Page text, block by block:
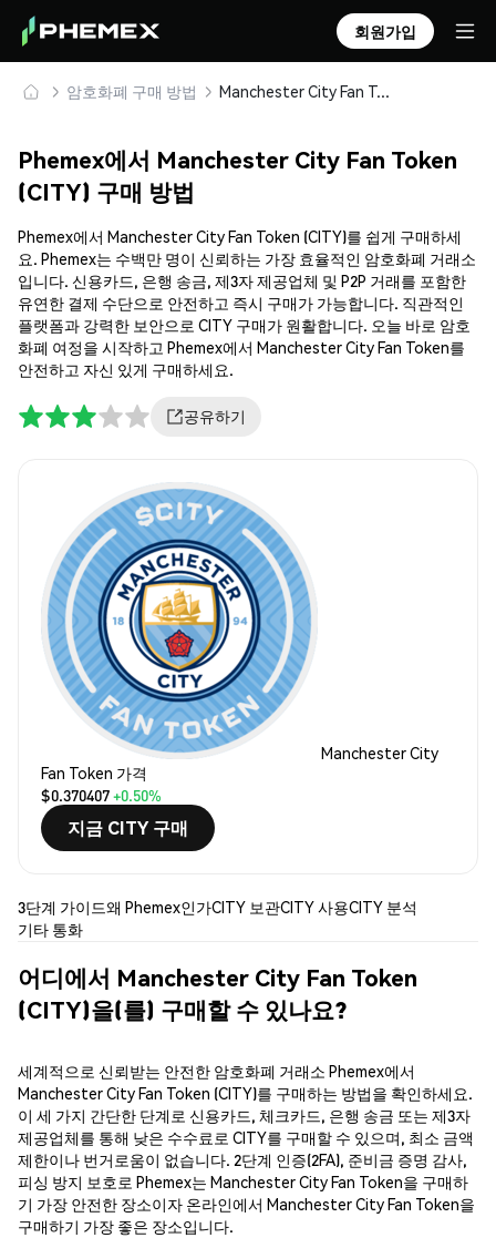
회원가입
암호화폐 구매 방법 Manchester City Fan Token (CITY) 안전하게 구매 및 보관
Phemex에서 Manchester City Fan Token
(CITY) 구매 방법
Phemex에서 Manchester City Fan Token (CITY)를 쉽게 구매하세
요. Phemex는 수백만 명이 신뢰하는 가장 효율적인 암호화폐 거래소
입니다. 신용카드, 은행 송금, 제3자 제공업체 및 P2P 거래를 포함한
유연한 결제 수단으로 안전하고 즉시 구매가 가능합니다. 직관적인
플랫폼과 강력한 보안으로 CITY 구매가 원활합니다. 오늘 바로 암호
화폐 여정을 시작하고 Phemex에서 Manchester City Fan Token를
안전하고 자신 있게 구매하세요.
공유하기
Manchester City
Fan Token 가격
$0.370407+0.50%
지금 CITY 구매
3단계 가이드왜 Phemex인가CITY 보관CITY 사용CITY 분석
기타 통화
어디에서 Manchester City Fan Token
(CITY)을(를) 구매할 수 있나요?
세계적으로 신뢰받는 안전한 암호화폐 거래소 Phemex에서
Manchester City Fan Token (CITY)를 구매하는 방법을 확인하세요.
이 세 가지 간단한 단계로 신용카드, 체크카드, 은행 송금 또는 제3자
제공업체를 통해 낮은 수수료로 CITY를 구매할 수 있으며, 최소 금액
제한이나 번거로움이 없습니다. 2단계 인증(2FA), 준비금 증명 감사,
피싱 방지 보호로 Phemex는 Manchester City Fan Token을 구매하
기 가장 안전한 장소이자 온라인에서 Manchester City Fan Token을
구매하기 가장 좋은 장소입니다.